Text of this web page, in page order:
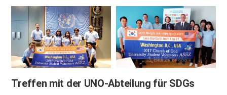
Treffen mit der UNO-Abteilung für SDGs